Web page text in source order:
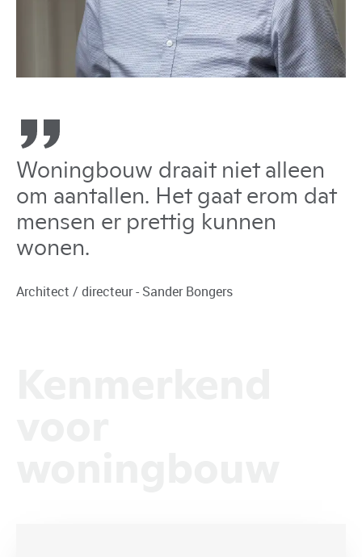
Woningbouw draait niet alleen
om aantallen. Het gaat erom dat
mensen er prettig kunnen
wonen.
Architect / directeur - Sander Bongers